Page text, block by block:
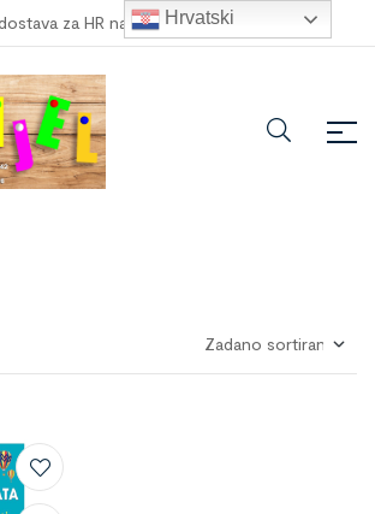
za HR narudžbe veće od 100,00 €
Hrvatski